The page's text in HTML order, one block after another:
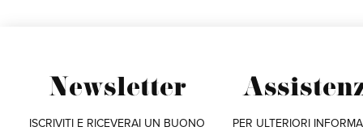
Newsletter
ISCRIVITI E RICEVERAI UN BUONO
PER ULTERIORI